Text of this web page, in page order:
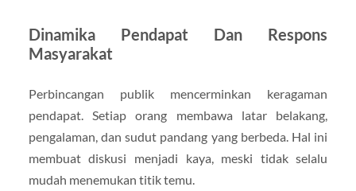
Dinamika Pendapat Dan Respons
Masyarakat
Perbincangan publik mencerminkan keragaman
pendapat. Setiap orang membawa latar belakang,
pengalaman, dan sudut pandang yang berbeda. Hal ini
membuat diskusi menjadi kaya, meski tidak selalu
mudah menemukan titik temu.